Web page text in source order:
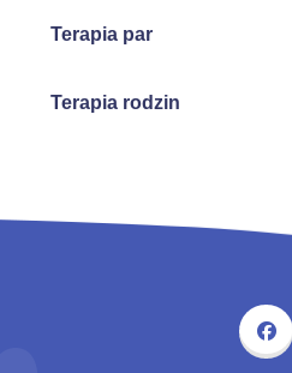
Terapia par
Terapia rodzin